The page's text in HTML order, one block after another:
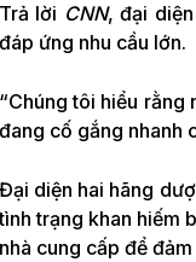
Trả lời CNN, đại
đáp ứng nhu cầu lớn.
“Chúng tôi hiểu
đang cố gắng nhanh
Đại diện hai hãng
tình trạng khan hiếm
nhà cung cấp để